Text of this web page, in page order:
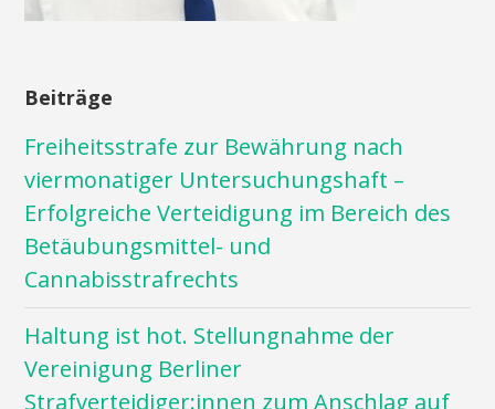
Beiträge
Freiheitsstrafe zur Bewährung nach
viermonatiger Untersuchungshaft –
Erfolgreiche Verteidigung im Bereich des
Betäubungsmittel- und
Cannabisstrafrechts
Haltung ist hot. Stellungnahme der
Vereinigung Berliner
Strafverteidiger:innen zum Anschlag auf